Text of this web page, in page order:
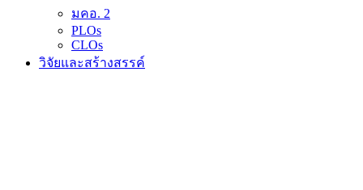
มคอ. 2
PLOs
CLOs
วิจัยและสร้างสรรค์